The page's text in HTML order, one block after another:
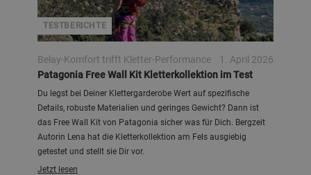
TESTBERICHTE
Belay-Komfort trifft Kletter-Performance
1. April 2026
Patagonia Free Wall Kit Kletterkollektion im Test
Du legst bei Deiner Klettergarderobe Wert auf spezifische
Details, robuste Materialien und geringes Gewicht? Dann ist
das Free Wall Kit von Patagonia sicher was für Dich. Bergzeit
Autorin Lena hat die Kletterkollektion am Fels ausgiebig
getestet und stellt sie Dir vor.
Jetzt lesen